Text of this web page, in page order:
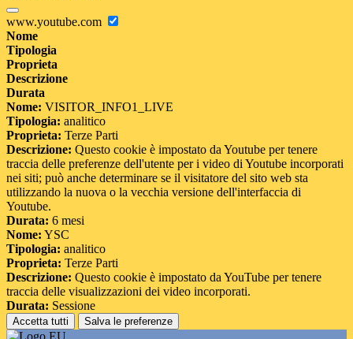
www.youtube.com
Nome
Tipologia
Proprieta
Descrizione
Durata
Nome: VISITOR_INFO1_LIVE
Tipologia: analitico
Proprieta: Terze Parti
Descrizione: Questo cookie è impostato da Youtube per tenere
traccia delle preferenze dell'utente per i video di Youtube incorporati
nei siti; può anche determinare se il visitatore del sito web sta
utilizzando la nuova o la vecchia versione dell'interfaccia di
Youtube.
Durata: 6 mesi
Nome: YSC
Tipologia: analitico
Proprieta: Terze Parti
Descrizione: Questo cookie è impostato da YouTube per tenere
traccia delle visualizzazioni dei video incorporati.
Durata: Sessione
Accetta tutti Salva le preferenze